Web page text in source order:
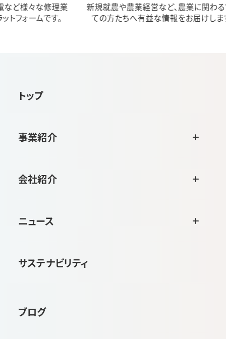
理業
。
新規就農や農業経営など、農業に関わるすべ
ての方たちへ有益な情報をお届けします。
モバ
トップ
事業紹介
会社紹介
ニュース
サステナビリティ
ブログ